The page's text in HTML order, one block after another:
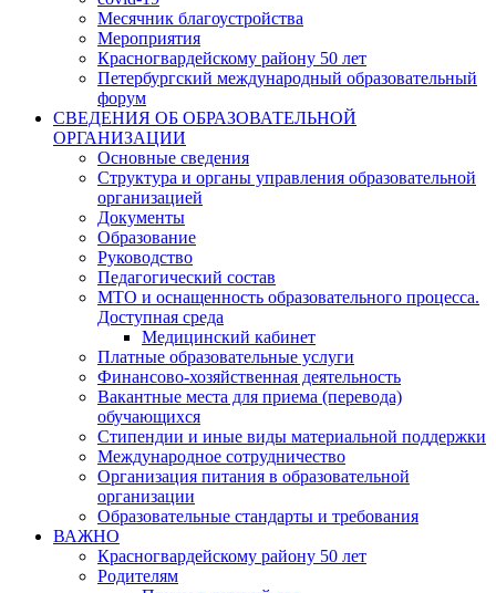
Месячник благоустройства
Мероприятия
Красногвардейскому району 50 лет
Петербургский международный образовательный
форум
СВЕДЕНИЯ ОБ ОБРАЗОВАТЕЛЬНОЙ
ОРГАНИЗАЦИИ
Основные сведения
Структура и органы управления образовательной
организацией
Документы
Образование
Руководство
Педагогический состав
МТО и оснащенность образовательного процесса.
Доступная среда
Медицинский кабинет
Платные образовательные услуги
Финансово-хозяйственная деятельность
Вакантные места для приема (перевода)
обучающихся
Стипендии и иные виды материальной поддержки
Международное сотрудничество
Организация питания в образовательной
организации
Образовательные стандарты и требования
ВАЖНО
Красногвардейскому району 50 лет
Родителям